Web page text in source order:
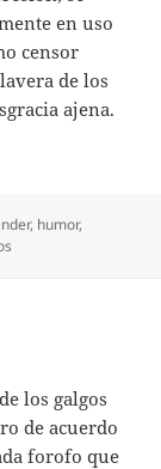
en uso
censor
de los
ajena.
, humor,
los galgos
de acuerdo
forofo que